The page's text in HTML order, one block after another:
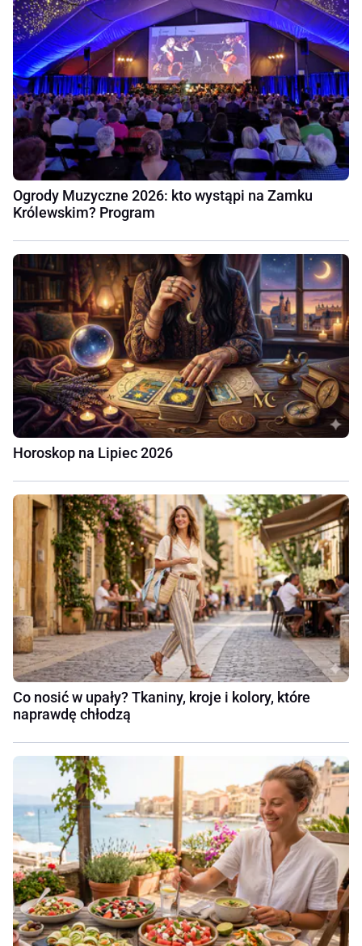
Ogrody Muzyczne 2026: kto wystąpi na Zamku
Królewskim? Program
Horoskop na Lipiec 2026
Co nosić w upały? Tkaniny, kroje i kolory, które
naprawdę chłodzą